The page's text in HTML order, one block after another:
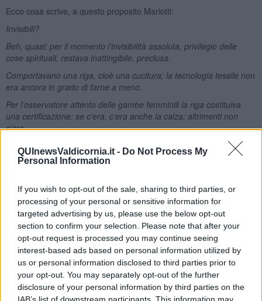
QUInewsValdicornia.it - Do Not Process My
Personal Information
If you wish to opt-out of the sale, sharing to third parties, or
processing of your personal or sensitive information for
targeted advertising by us, please use the below opt-out
section to confirm your selection. Please note that after your
opt-out request is processed you may continue seeing
interest-based ads based on personal information utilized by
us or personal information disclosed to third parties prior to
your opt-out. You may separately opt-out of the further
disclosure of your personal information by third parties on the
Ecco cosa scrive, a questo proposito Mariotti:
Invisibili?
Beh, quasi; per il momento l’invisibilità assoluta, privilegio delle
cose spirituali, restava inattingibile, preclusa.
Comportavano una riga, cioè una cucitura; la tecnologia tessile non
era ancora in grado di farne a meno.
Per l’osservatore attento delle gambe femminili la riga costituiva
una certificazione: se c’era, c’era anche la calza; altrimenti non
c’era.
Vero, in linea di principio, ma, sopraggiunta la guerra, procurarsi
quel simbolo di raffinatezza diventò difficoltoso e ci furono donne
E di un altro oggetto, ora quasi del tutto scomparso, il Salvadanaio,
ecco cosa scrive:
Mio nonno mi aveva regalato un salvadanaio di terracotta a forma
di orcio e prima di andare a letto lo scuotevo avvicinandolo
all’orecchio. Panciuto come un piccolo Buddha, mi rassicurava con
la sua petulanza. Cominciò così una relazione destinata a
esercitare sulla mia vita e i miei alterni umori un’influenza non
trascurabile: quella col denaro.